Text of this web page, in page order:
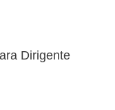
Dirigente